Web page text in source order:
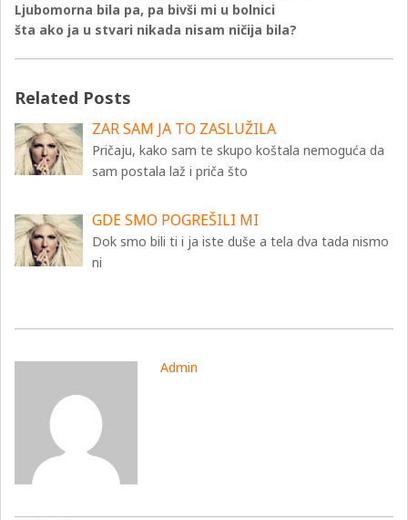
Ljubomorna bila pa, pa bivši mi u bolnici
šta ako ja u stvari nikada nisam ničija bila?
Related Posts
ZAR SAM JA TO ZASLUŽILA
Pričaju, kako sam te skupo koštala nemoguća da
sam postala laž i priča što
GDE SMO POGREŠILI MI
Dok smo bili ti i ja iste duše a tela dva tada nismo
ni
Admin